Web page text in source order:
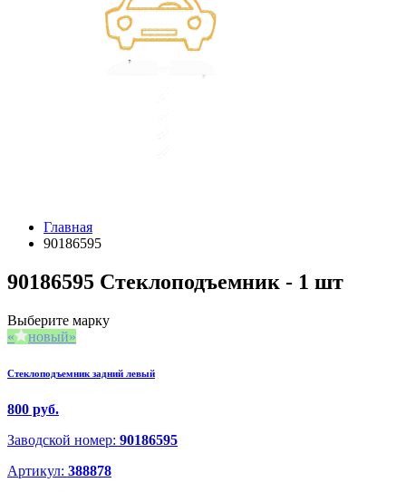
Главная
90186595
90186595 Стеклоподъемник - 1 шт
Выберите марку
новый
Стеклоподъемник задний левый
800 руб.
Заводской номер: 90186595
Артикул: 388878